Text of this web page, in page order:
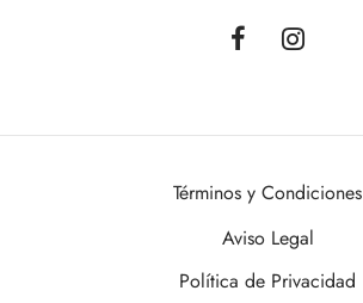
Términos y Condiciones
Aviso Legal
Política de Privacidad